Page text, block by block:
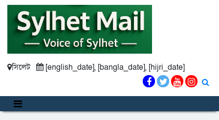
সিলেট [english_date], [bangla_date], [hijri_date]